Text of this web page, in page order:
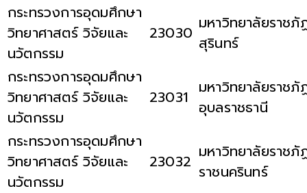
กระทรวงการอุดมศึกษา
วิทยาศาสตร์ วิจัยและ
นวัตกรรม
23030 มหาวิทยาลัยราชภั
สุรินทร์
กระทรวงการอุดมศึกษา
วิทยาศาสตร์ วิจัยและ
นวัตกรรม
23031 มหาวิทยาลัยราชภั
อุบลราชธานี
กระทรวงการอุดมศึกษา
วิทยาศาสตร์ วิจัยและ
นวัตกรรม
23032 มหาวิทยาลัยราชภั
ราชนครินทร์